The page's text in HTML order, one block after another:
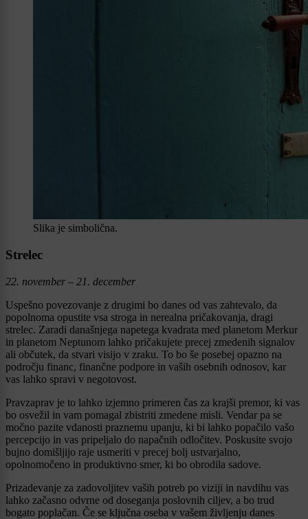
Slika je simbolična.
Strelec
22. november – 21. december
Uspešno povezovanje z drugimi bo danes od vas zahtevalo, da
popolnoma opustite vsa stroga in nerealna pričakovanja, dragi
strelec. Zaradi današnjega napetega kvadrata med planetom Merkur
in planetom Neptunom lahko pričakujete precej zmedenih signalov
ali občutek, da stvari visijo v zraku. To bo še posebej opazno na
področju financ, finančne podpore in vaših osebnih odnosov, kar
vas lahko spravi v negotovost.
Pravzaprav je to lahko izjemno primeren čas za krajši premor, ki vas
bo osvežil in vam pomagal zbistriti zmedene misli. Vendar pa se
močno pazite vdanosti praznemu upanju, ki bi lahko popačilo vašo
percepcijo in vas pripeljalo do napačnih odločitev. Poskusite svojo
bujno domišljijo raje usmeriti v precej bolj ustvarjalno,
opolnomočeno in produktivno smer, ki bo obrodila sadove.
Prizadevanje za zadovoljitev vaših potreb po viziji in navdihu vas
lahko začasno odvrne od doseganja poslovnih ciljev, a bo trud
bogato poplačan. Če se ključna oseba v vašem življenju danes